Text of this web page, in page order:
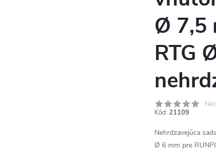
Ø 7,5
RTG
Kód: 21109
Nehrdzavejúca
Ø 6 mm pre